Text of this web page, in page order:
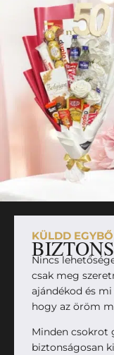
KÜLDD
Nincs
csak meg
ajándékod és
hogy az öröm
Minden csokrot
biztonságosan